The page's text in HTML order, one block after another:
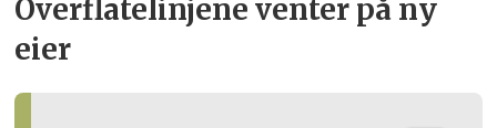
Overflate­linjene venter på ny
eier